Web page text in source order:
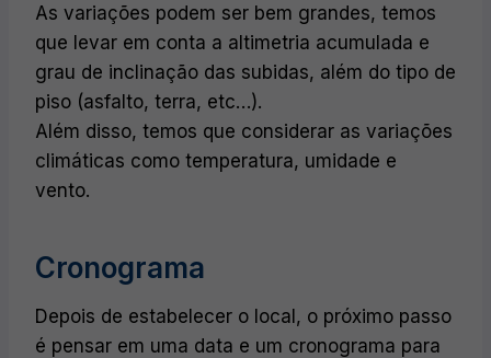
As variações podem ser bem grandes, temos
que levar em conta a altimetria acumulada e
grau de inclinação das subidas, além do tipo de
piso (asfalto, terra, etc…).
Além disso, temos que considerar as variações
climáticas como temperatura, umidade e
vento.
Cronograma
Depois de estabelecer o local, o próximo passo
é pensar em uma data e um cronograma para